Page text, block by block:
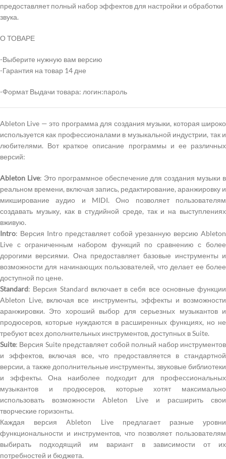
предоставляет полный набор эффектов для настройки и обработки
звука.
О ТОВАРЕ
-Выберите нужную вам версию
-Гарантия на товар 14 дне
-Формат Выдачи товара: логин:пароль
Ableton Live — это программа для создания музыки, которая широко
используется как профессионалами в музыкальной индустрии, так и
любителями. Вот краткое описание программы и ее различных
версий:
Ableton Live: Это программное обеспечение для создания музыки в
реальном времени, включая запись, редактирование, аранжировку и
микширование аудио и MIDI. Оно позволяет пользователям
создавать музыку, как в студийной среде, так и на выступлениях
вживую.
Intro: Версия Intro представляет собой урезанную версию Ableton
Live с ограниченным набором функций по сравнению с более
дорогими версиями. Она предоставляет базовые инструменты и
возможности для начинающих пользователей, что делает ее более
доступной по цене.
Standard: Версия Standard включает в себя все основные функции
Ableton Live, включая все инструменты, эффекты и возможности
аранжировки. Это хороший выбор для серьезных музыкантов и
продюсеров, которые нуждаются в расширенных функциях, но не
требуют всех дополнительных инструментов, доступных в Suite.
Suite: Версия Suite представляет собой полный набор инструментов
и эффектов, включая все, что предоставляется в стандартной
версии, а также дополнительные инструменты, звуковые библиотеки
и эффекты. Она наиболее подходит для профессиональных
музыкантов и продюсеров, которые хотят максимально
использовать возможности Ableton Live и расширить свои
творческие горизонты.
Каждая версия Ableton Live предлагает разные уровни
функциональности и инструментов, что позволяет пользователям
выбирать подходящий им вариант в зависимости от их
потребностей и бюджета.